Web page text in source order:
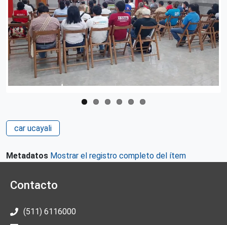
car ucayali
Metadatos Mostrar el registro completo del ítem
Contacto
(511) 6116000